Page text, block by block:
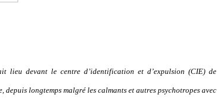
lieu devant le centre d’identification et d’expulsion (CIE) de
depuis longtemps malgré les calmants et autres psychotropes avec